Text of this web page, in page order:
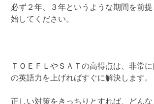
必ず２年、３年というような期間を前
始してください。
ＴＯＥＦＬやＳＡＴの高得点は、非常
の英語力を上げればすぐに解決します。
正しい対策をきっちりとすれば、どん